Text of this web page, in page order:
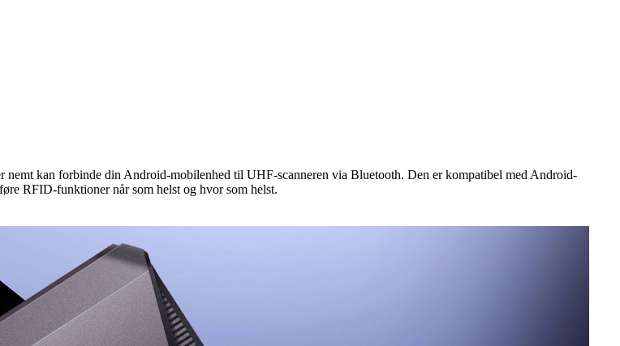
kan forbinde din Android-mobilenhed til UHF-scanneren via Bluetooth. Den er kompatibel med Android-
RFID-funktioner når som helst og hvor som helst.